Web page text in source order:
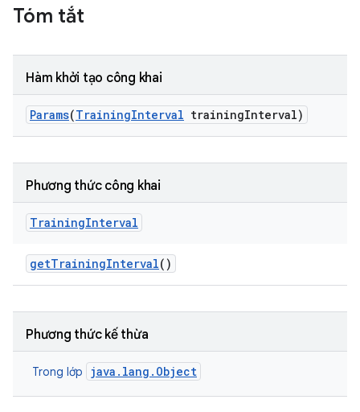
Tóm tắt
Hàm khởi tạo công khai
Params(TrainingInterval trainingInterval)
Phương thức công khai
TrainingInterval
getTrainingInterval()
Phương thức kế thừa
Trong lớp java.lang.Object